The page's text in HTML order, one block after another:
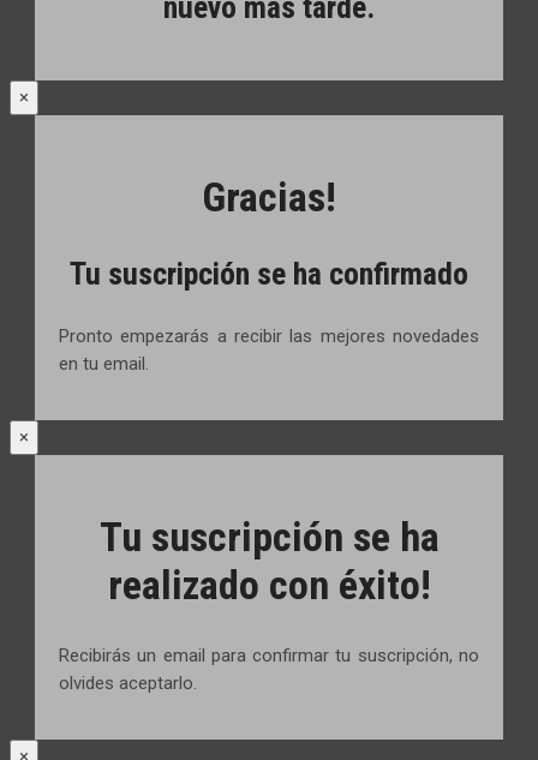
nuevo más tarde.
×
Gracias!
Tu suscripción se ha confirmado
Pronto empezarás a recibir las mejores novedades
en tu email.
×
Tu suscripción se ha
realizado con éxito!
Recibirás un email para confirmar tu suscripción, no
olvides aceptarlo.